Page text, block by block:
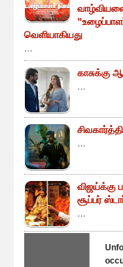
வெளியாகியது
...
காசுக்கு
...
...
விஜய்க்கு
சூப்பர்
...